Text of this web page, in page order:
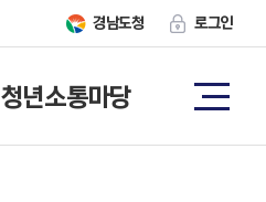
경남도청 로그인
청년소통마당